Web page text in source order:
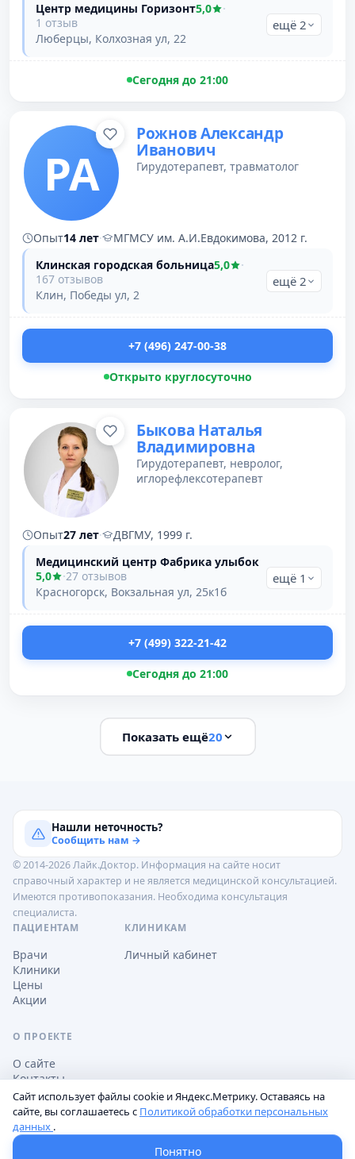
Центр медицины Горизонт5,0
·
1 отзыв
Люберцы, Колхозная ул, 22
ещё 2
Сегодня до 21:00
РА
Рожнов Александр
Иванович
Гирудотерапевт, травматолог
Опыт14 лет·
МГМСУ им. А.И.Евдокимова, 2012 г.
Клинская городская больница5,0
·
167 отзывов
Клин, Победы ул, 2
ещё 2
+7 (496) 247-00-38
Открыто круглосуточно
Быкова Наталья
Владимировна
Гирудотерапевт, невролог,
иглорефлексотерапевт
Опыт27 лет·
ДВГМУ, 1999 г.
Медицинский центр Фабрика улыбок
5,0
·27 отзывов
Красногорск, Вокзальная ул, 25к1б
ещё 1
+7 (499) 322-21-42
Сегодня до 21:00
Показать ещё20
Нашли неточность?
Сообщить нам →
© 2014-2026 Лайк.Доктор. Информация на сайте носит
справочный характер и не является медицинской консультацией.
Имеются противопоказания. Необходима консультация
специалиста.
ПАЦИЕНТАМ
Врачи
Клиники
Цены
Акции
КЛИНИКАМ
Личный кабинет
О ПРОЕКТЕ
О сайте
Контакты
Обработка персональных данных
Пользовательское соглашениеНастройки cookie
Сайт использует файлы cookie и Яндекс.Метрику. Оставаясь на
сайте, вы соглашаетесь с Политикой обработки персональных
данных .
Понятно